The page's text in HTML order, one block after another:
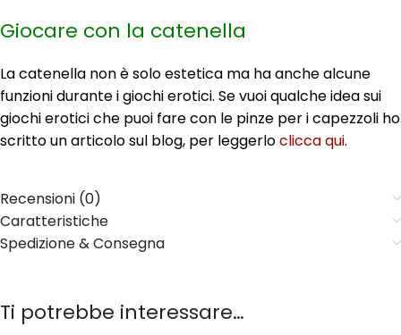
Giocare con la catenella
La catenella non è solo estetica ma ha anche alcune
funzioni durante i giochi erotici. Se vuoi qualche idea sui
giochi erotici che puoi fare con le pinze per i capezzoli ho
scritto un articolo sul blog, per leggerloclicca qui.
Recensioni (0)
Caratteristiche
Spedizione & Consegna
Ti potrebbe interessare…